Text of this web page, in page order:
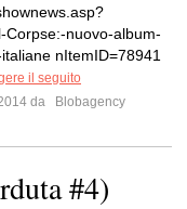
Corpse:-nuovo-album-
nItemID=78941
il seguito
da
Blobagency
#4)